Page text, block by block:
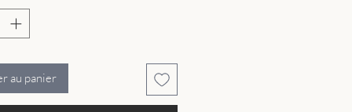
précieuse idéale pour la
de bijoux uniques ou pour enrichir
naturelle au rouge
symbole de passion et de
au panier